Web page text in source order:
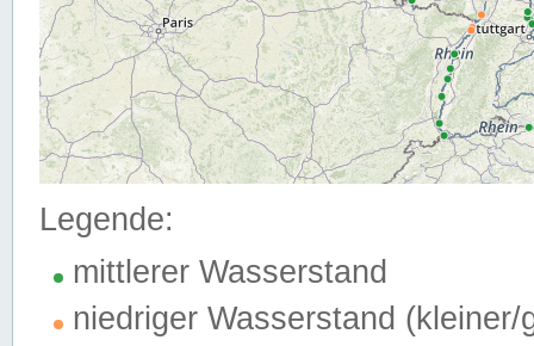
Legende:
mittlerer Wasserstand
niedriger Wasserstand (kleiner/